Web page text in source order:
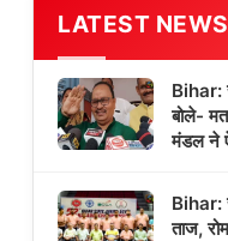
LATEST NEWS
Bihar:
बोले-
मंडल ने
Bihar:
ताज,